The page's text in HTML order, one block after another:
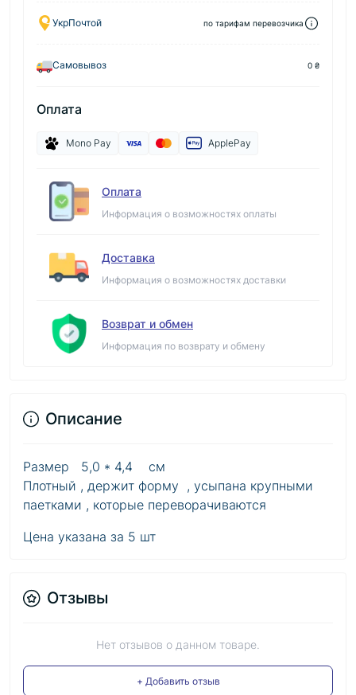
УкрПочтой по тарифам перевозчика
Самовывоз 0 ₴
Оплата
Mono Pay ApplePay
Оплата
Информация о возможностях оплаты
Доставка
Информация о возможностях доставки
Возврат и обмен
Информация по возврату и обмену
Описание
Размер 5,0 * 4,4 см
Плотный , держит форму , усыпана крупными
паетками , которые переворачиваются
Цена указана за 5 шт
Отзывы
Нет отзывов о данном товаре.
+ Добавить отзыв